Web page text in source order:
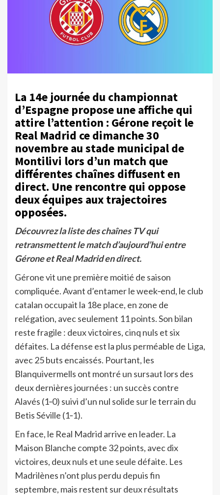
La 14e journée du championnat
d’Espagne propose une affiche qui
attire l’attention : Gérone reçoit le
Real Madrid ce dimanche 30
novembre au stade municipal de
Montilivi lors d’un match que
différentes chaînes diffusent en
direct. Une rencontre qui oppose
deux équipes aux trajectoires
opposées.
Découvrez la liste des chaînes TV qui
retransmettent le match d’aujourd’hui entre
Gérone et Real Madrid en direct.
Gérone vit une première moitié de saison
compliquée. Avant d’entamer le week‑end, le club
catalan occupait la 18e place, en zone de
relégation, avec seulement 11 points. Son bilan
reste fragile : deux victoires, cinq nuls et six
défaites. La défense est la plus perméable de Liga,
avec 25 buts encaissés. Pourtant, les
Blanquivermells ont montré un sursaut lors des
deux dernières journées : un succès contre
Alavés (1‑0) suivi d’un nul solide sur le terrain du
Betis Séville (1‑1).
En face, le Real Madrid arrive en leader. La
Maison Blanche compte 32 points, avec dix
victoires, deux nuls et une seule défaite. Les
Madrilènes n’ont plus perdu depuis fin
septembre, mais restent sur deux résultats